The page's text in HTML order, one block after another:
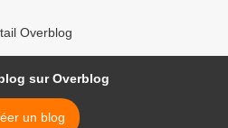
Overblog
sur Overblog
un blog